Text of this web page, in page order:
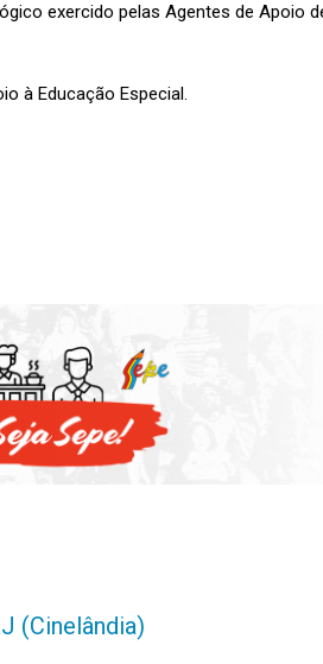
exercido pelas Agentes de Apoio
à Educação Especial.
(Cinelândia)